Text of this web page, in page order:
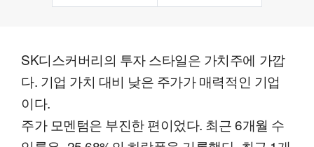
SK디스커버리의 투자 스타일은 가치주에 가깝
다. 기업 가치 대비 낮은 주가가 매력적인 기업
이다.
주가 모멘텀은 부진한 편이었다. 최근 6개월 수